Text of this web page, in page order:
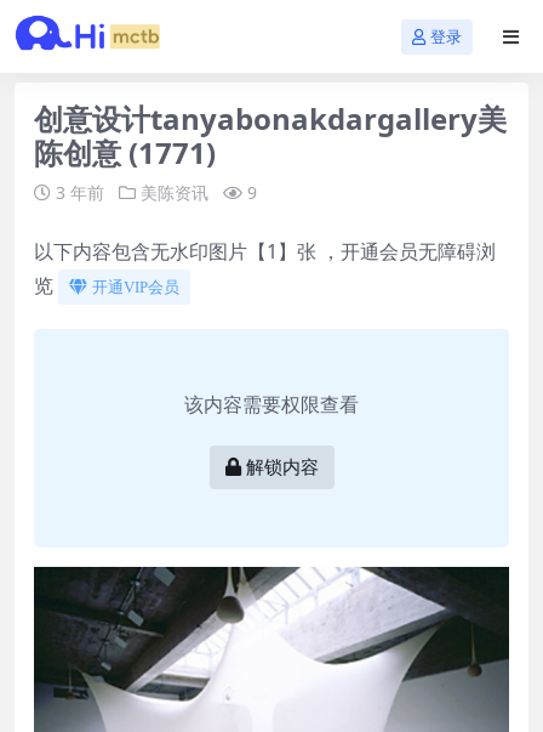
登录
创意设计tanyabonakdargallery美
陈创意 (1771)
3 年前 美陈资讯 9
以下内容包含无水印图片【1】张 ，开通会员无障碍浏
览
开通VIP会员
该内容需要权限查看
解锁内容